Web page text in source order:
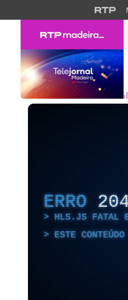
ERRO
HLS.JS FATAL
ESTE